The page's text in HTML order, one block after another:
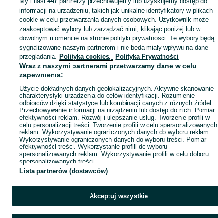
Popularne wyszukiwania
informacji na urządzeniu, takich jak unikalne identyfikatory w plikach
cookie w celu przetwarzania danych osobowych. Użytkownik może
zaakceptować wybory lub zarządzać nimi, klikając poniżej lub w
dowolnym momencie na stronie polityki prywatności. Te wybory będą
sygnalizowane naszym partnerom i nie będą miały wpływu na dane
przeglądania. Polityka cookies, Polityka Prywatności
Wraz z naszymi partnerami przetwarzamy dane w celu
zapewnienia:
Użycie dokładnych danych geolokalizacyjnych. Aktywne skanowanie
charakterystyki urządzenia do celów identyfikacji. Rozumienie
odbiorców dzięki statystyce lub kombinacji danych z różnych źródeł.
Przechowywanie informacji na urządzeniu lub dostęp do nich. Pomiar
efektywności reklam. Rozwój i ulepszanie usług. Tworzenie profili w
celu personalizacji treści. Tworzenie profili w celu spersonalizowanych
reklam. Wykorzystywanie ograniczonych danych do wyboru reklam.
Wykorzystywanie ograniczonych danych do wyboru treści. Pomiar
efektywności treści. Wykorzystanie profili do wyboru
spersonalizowanych reklam. Wykorzystywanie profili w celu doboru
spersonalizowanych treści.
Lista partnerów (dostawców)
Akceptuj wszystkie